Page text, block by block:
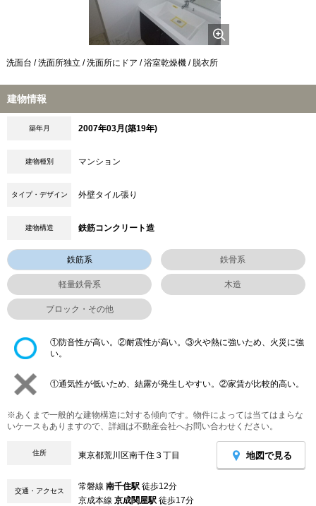
洗面台 / 洗面所独立 / 洗面所にドア / 浴室乾燥機 / 脱衣所
建物情報
築年月 2007年03月(築19年)
建物種別 マンション
タイプ・デザイン 外壁タイル張り
建物構造 鉄筋コンクリート造
鉄筋系 鉄骨系
軽量鉄骨系 木造
ブロック・その他
①防音性が高い。②耐震性が高い。③火や熱に強いため、火災に強
い。
①通気性が低いため、結露が発生しやすい。②家賃が比較的高い。
※あくまで一般的な建物構造に対する傾向です。物件によっては当てはまらな
いケースもありますので、詳細は不動産会社へお問い合わせください。
住所 東京都荒川区南千住３丁目 地図で見る
交通・アクセス 常磐線 南千住駅 徒歩12分
京成本線 京成関屋駅 徒歩17分